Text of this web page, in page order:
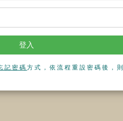
登入
記密碼 方式，依流程重設密碼後，則